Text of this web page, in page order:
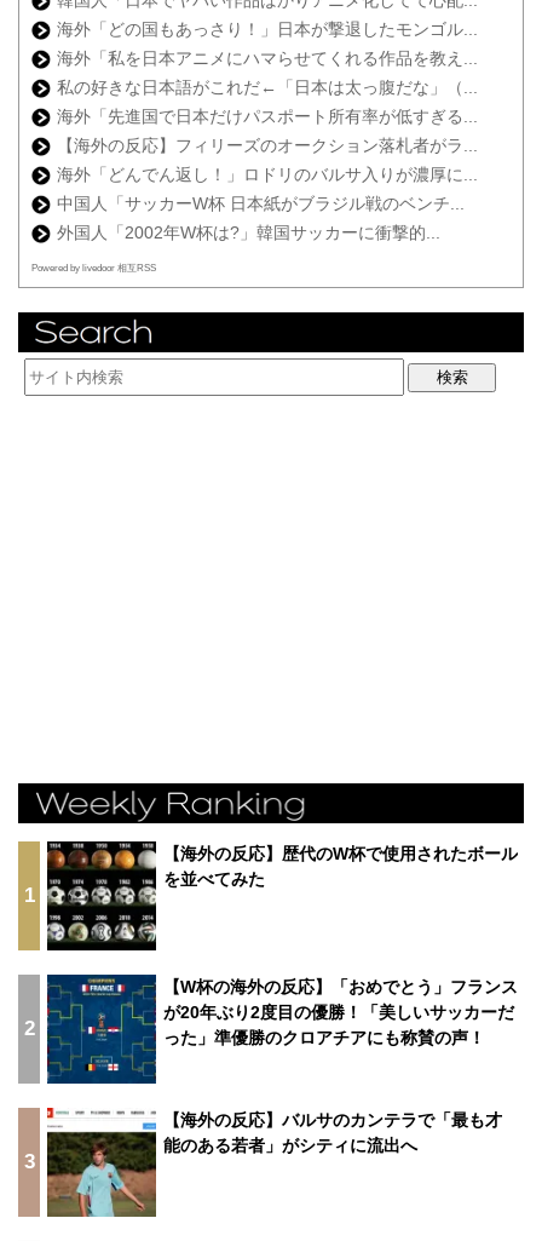
海外「どの国もあっさり！」日本が撃退したモンゴル...
海外「私を日本アニメにハマらせてくれる作品を教え...
私の好きな日本語がこれだ←「日本は太っ腹だな」（...
海外「先進国で日本だけパスポート所有率が低すぎる...
【海外の反応】フィリーズのオークション落札者がラ...
海外「どんでん返し！」ロドリのバルサ入りが濃厚に...
中国人「サッカーW杯 日本紙がブラジル戦のベンチ...
外国人「2002年W杯は?」韓国サッカーに衝撃的...
Powered by livedoor 相互RSS
1
【海外の反応】歴代のW杯で使用されたボール
を並べてみた
2
【W杯の海外の反応】「おめでとう」フランス
が20年ぶり2度目の優勝！「美しいサッカーだ
った」準優勝のクロアチアにも称賛の声！
3
【海外の反応】バルサのカンテラで「最も才
能のある若者」がシティに流出へ